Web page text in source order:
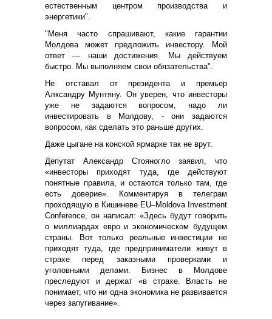
естественным центром производства и
энергетики".
"Меня часто спрашивают, какие гарантии
Молдова может предложить инвестору. Мой
ответ — наши достижения. Мы действуем
быстро. Мы выполняем свои обязательства".
Не отставал от президента и премьер
Алксандру Мунтяну. Он уверен, что инвесторы
уже не задаются вопросом, надо ли
инвестировать в Молдову, - они задаются
вопросом, как сделать это раньше других.
Даже цыгане на конской ярмарке так не врут.
Депутат Александр Стояногло заявил, что
«инвесторы приходят туда, где действуют
понятные правила, и остаются только там, где
есть доверие». Комментируя в телеграм
проходящую в Кишиневе EU–Moldova Investment
Conference, он написал: «Здесь будут говорить
о миллиардах евро и экономическом будущем
страны. Вот только реальные инвестиции не
приходят туда, где предприниматели живут в
страхе перед заказными проверками и
уголовными делами. Бизнес в Молдове
преследуют и держат «в страхе. Власть не
понимает, что ни одна экономика не развивается
через запугивание».